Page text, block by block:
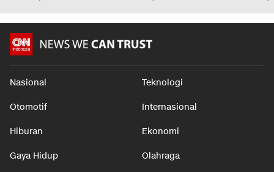
Perkembangan Teknologi
dalam 7 jam
Siap untuk Daerah
dalam 7 jam
Turki
Nasional Teknologi
Otomotif Internasional